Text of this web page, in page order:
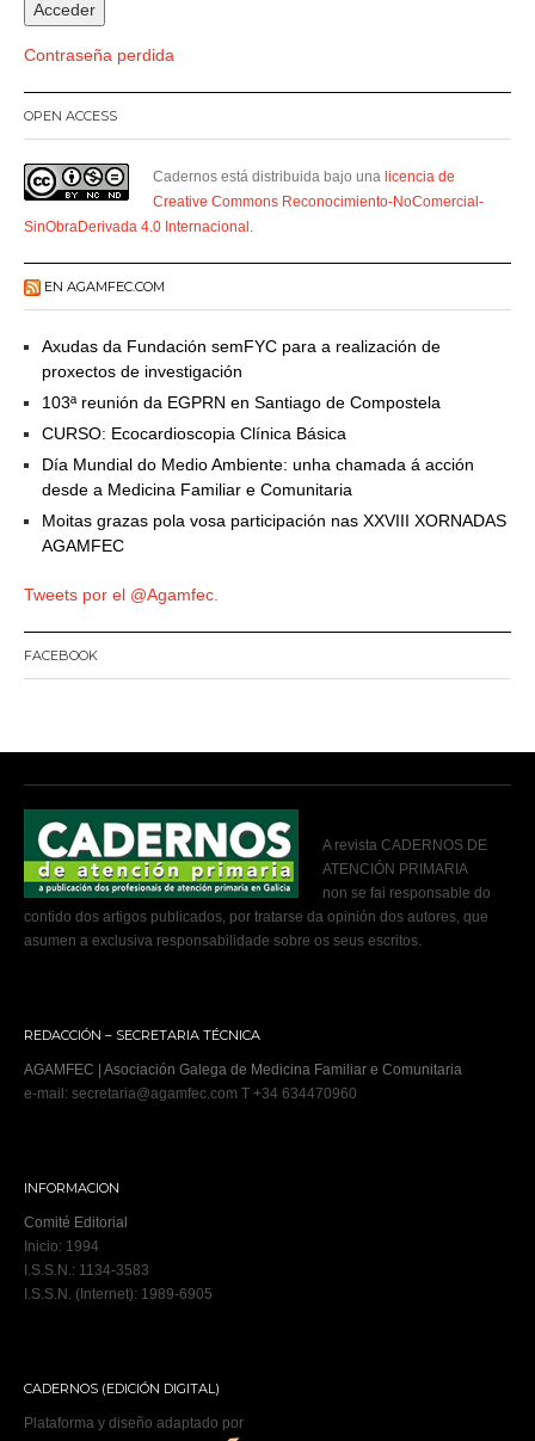
Contraseña perdida
OPEN ACCESS
Cadernos está distribuida bajo una licencia de
Creative Commons Reconocimiento-NoComercial-
SinObraDerivada 4.0 Internacional .
EN AGAMFEC.COM
Axudas da Fundación semFYC para a realización de
proxectos de investigación
103ª reunión da EGPRN en Santiago de Compostela
CURSO: Ecocardioscopia Clínica Básica
Día Mundial do Medio Ambiente: unha chamada á acción
desde a Medicina Familiar e Comunitaria
Moitas grazas pola vosa participación nas XXVIII XORNADAS
AGAMFEC
Tweets por el @Agamfec.
FACEBOOK
A revista CADERNOS DE
ATENCIÓN PRIMARIA
non se fai responsable do
contido dos artigos publicados, por tratarse da opinión dos autores, que
asumen a exclusiva responsabilidade sobre os seus escritos.
REDACCIÓN – SECRETARIA TÉCNICA
AGAMFEC | Asociación Galega de Medicina Familiar e Comunitaria
e-mail: secretaria@agamfec.com T +34 634470960
INFORMACION
Comité Editorial
Inicio: 1994
I.S.S.N.: 1134-3583
I.S.S.N. (Internet): 1989-6905
CADERNOS (EDICIÓN DIGITAL)
Plataforma y diseño adaptado por